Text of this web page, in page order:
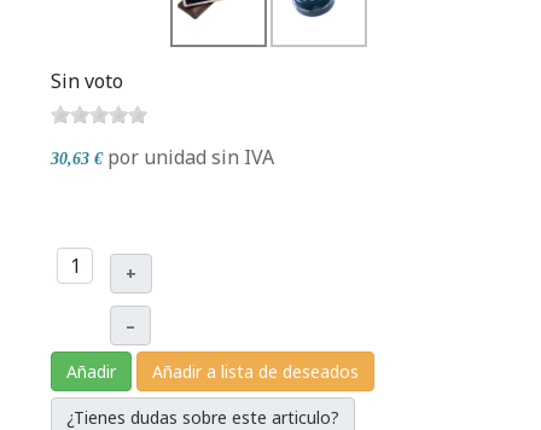
Sin voto
30,63 € por unidad sin IVA
+
–
Añadir
Añadir a lista de deseados
¿Tienes dudas sobre este articulo?